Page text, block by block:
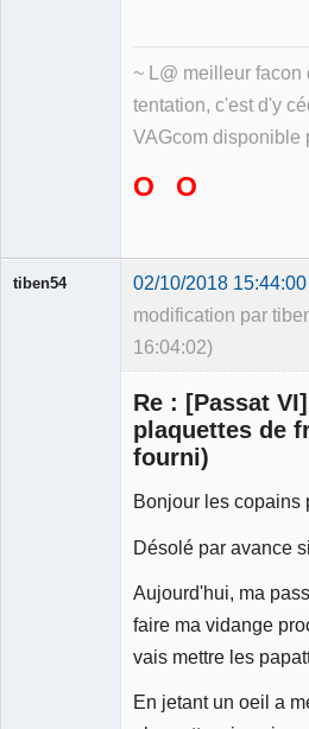
~ L@ meilleur facon
tentation, c'est d'y
VAGcom disponible
O O
tiben54 02/10/2018 15:44:00
modification par
16:04:02)
Re : [Passat
plaquettes de
fourni)
Bonjour les copains
Désolé par avance
Aujourd'hui, ma
faire ma vidange
vais mettre les
En jetant un oeil a